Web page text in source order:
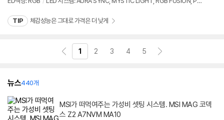
TIP 체감성능은 그대로 가격은 더 낮게
1 2 3 4 5
뉴스440개
MSI가 떠먹여주는 가성비 셋팅 시스템. MSI MAG 코덱
스 Z2 A7NVM MA10